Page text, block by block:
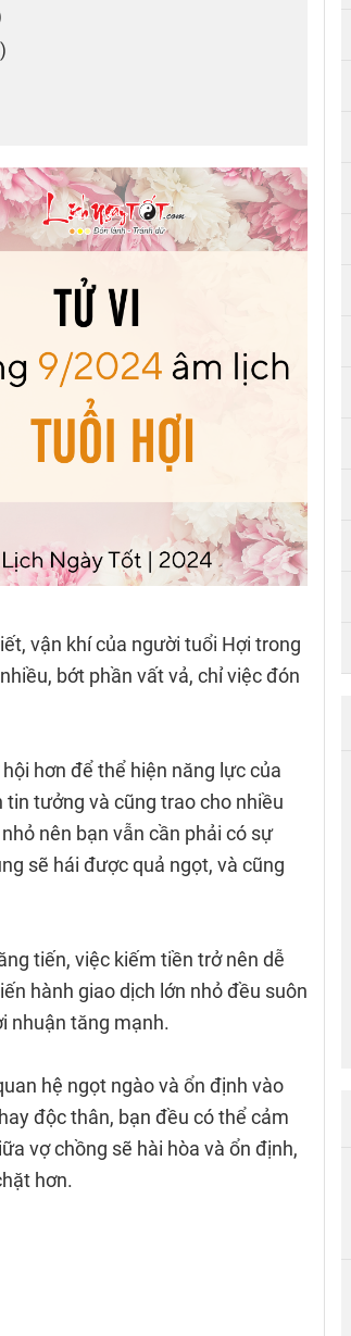
vận khí của người tuổi Hợi trong
bớt phần vất vả, chỉ việc đón
hơn để thể hiện năng lực của
tưởng và cũng trao cho nhiều
nên bạn vẫn cần phải có sự
sẽ hái được quả ngọt, và cũng
tiến, việc kiếm tiền trở nên dễ
hành giao dịch lớn nhỏ đều suôn
nhuận tăng mạnh.
hệ ngọt ngào và ổn định vào
độc thân, bạn đều có thể cảm
vợ chồng sẽ hài hòa và ổn định,
hơn.